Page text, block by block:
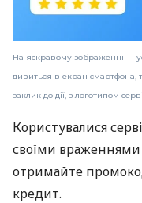
На яскравому зображенні —
дивиться в екран смартфона,
заклик до дії, з логотипом
Користувалися
своїми враженнями
отримайте
кредит.